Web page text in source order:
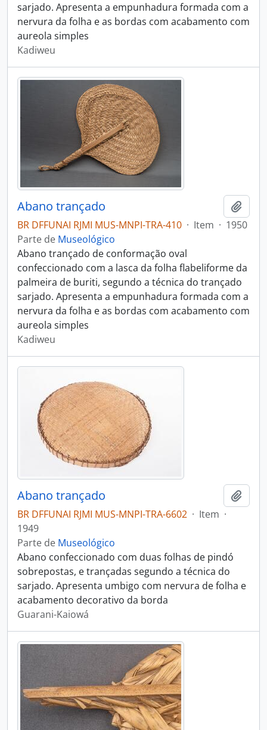
sarjado. Apresenta a empunhadura formada com a
nervura da folha e as bordas com acabamento com
aureola simples
Kadiweu
Abano trançado
BR DFFUNAI RJMI MUS-MNPI-TRA-410 · Item · 1950
Parte de Museológico
Abano trançado de conformação oval
confeccionado com a lasca da folha flabeliforme da
palmeira de buriti, segundo a técnica do trançado
sarjado. Apresenta a empunhadura formada com a
nervura da folha e as bordas com acabamento com
aureola simples
Kadiweu
Abano trançado
BR DFFUNAI RJMI MUS-MNPI-TRA-6602 · Item ·
1949
Parte de Museológico
Abano confeccionado com duas folhas de pindó
sobrepostas, e trançadas segundo a técnica do
sarjado. Apresenta umbigo com nervura de folha e
acabamento decorativo da borda
Guarani-Kaiowá